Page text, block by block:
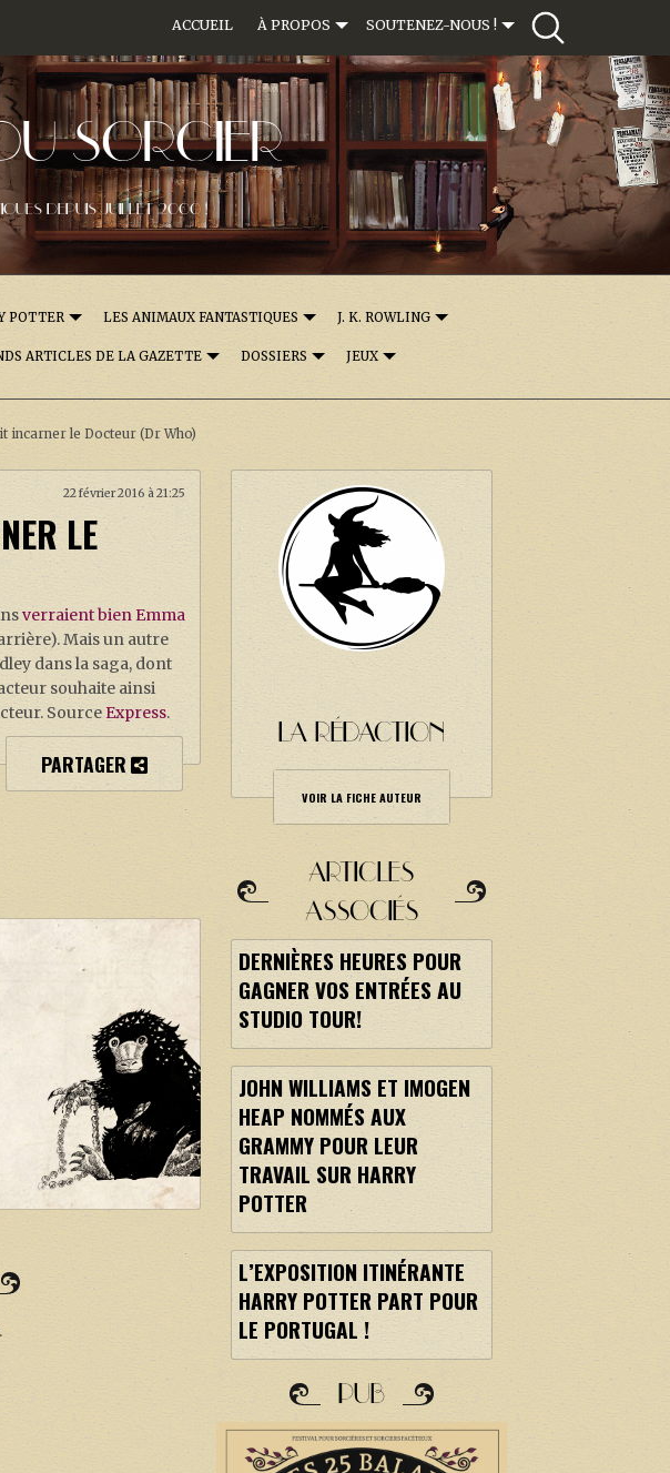
ACCUEIL À PROPOS SOUTENEZ-NOUS !
SORCIER
DEPUIS JUILLET 2000 !
POTTER LES ANIMAUX FANTASTIQUES J. K. ROWLING
ARTICLES DE LA GAZETTE DOSSIERS JEUX
incarner le Docteur (Dr Who)
22 février 2016 à 21:25
LE
verraient bien Emma
Mais un autre
dans la saga, dont
souhaite ainsi
SourceExpress.
PARTAGER
LA RÉDACTION
VOIR LA FICHE AUTEUR
ARTICLES
ASSOCIÉS
DERNIÈRES HEURES POUR
GAGNER VOS ENTRÉES AU
STUDIO TOUR!
JOHN WILLIAMS ET IMOGEN
HEAP NOMMÉS AUX
GRAMMY POUR LEUR
TRAVAIL SUR HARRY
POTTER
L’EXPOSITION ITINÉRANTE
HARRY POTTER PART POUR
LE PORTUGAL !
PUB